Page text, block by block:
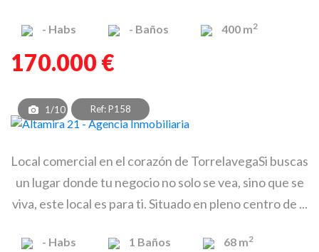
- Habs - Baños 400 m2
170.000 €
1/10 Ref: P158
Local comercial en el corazón de TorrelavegaSi buscas
un lugar donde tu negocio no solo se vea, sino que se
viva, este local es para ti. Situado en pleno centro de ...
- Habs 1 Baños 68 m2